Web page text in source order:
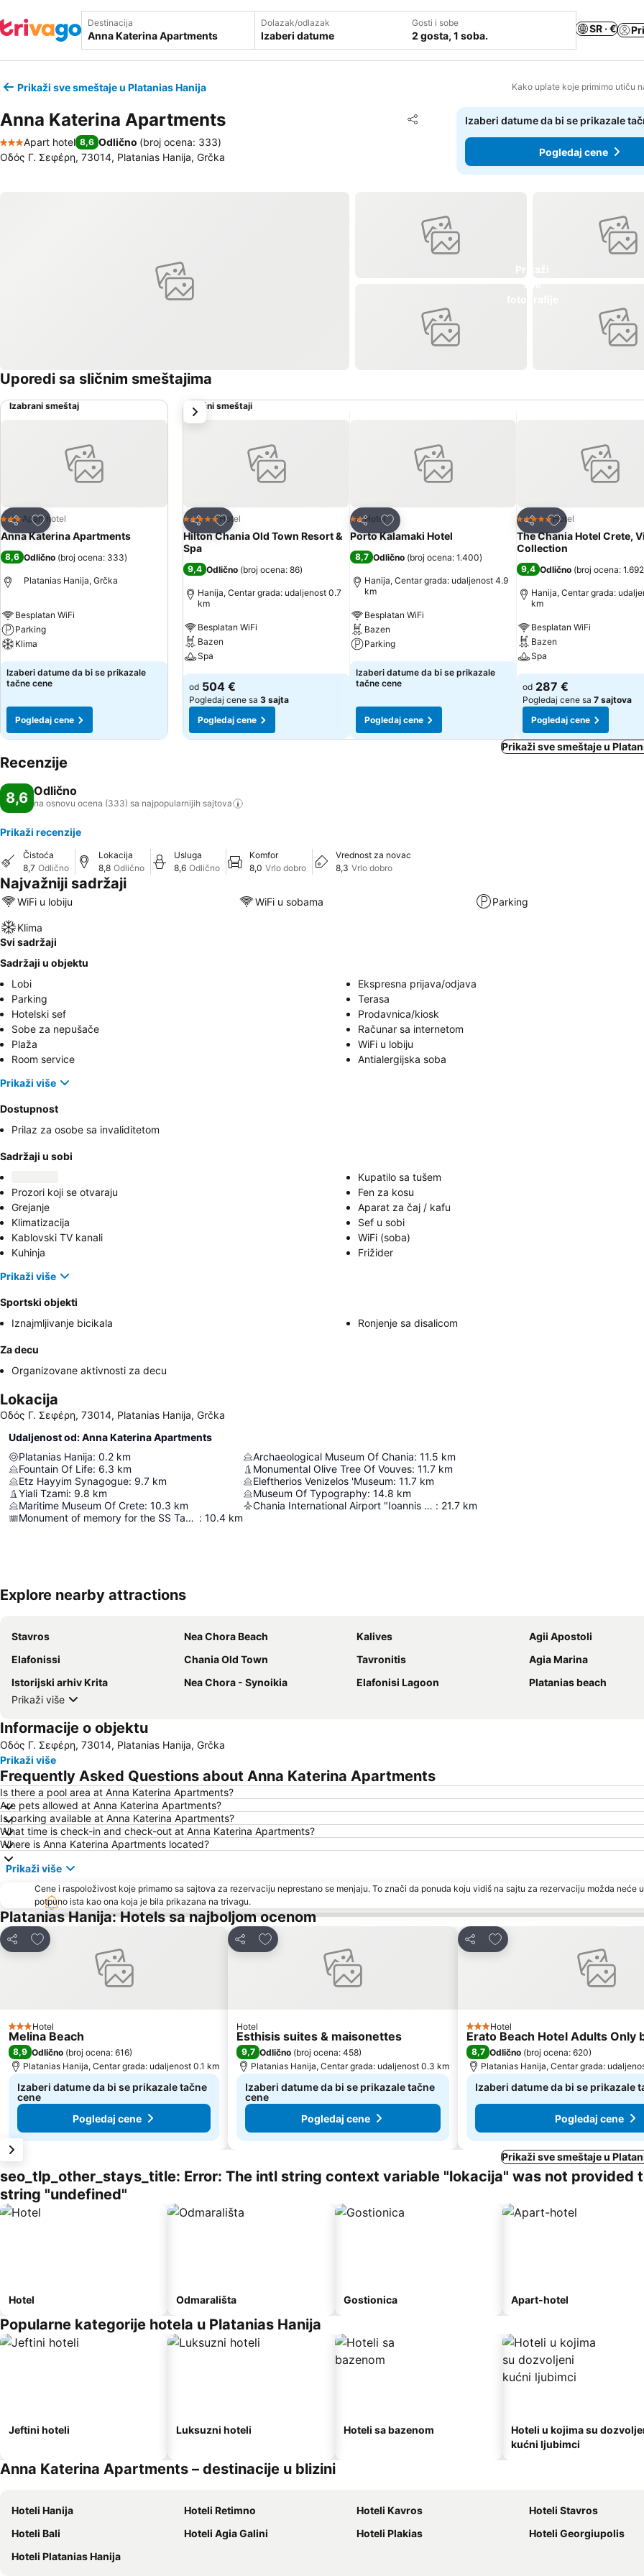
Destinacija Dolazak/odlazak
Izaberi datume
Gosti i sobe
2 gosta, 1 soba.
SR · €
Prikaži sve smeštaje u Platanias Hanija Kako uplate koje primimo utiču
Anna Katerina Apartments Deli
Dodati u favorite
3 Zvezdice
Apart hotel 8,6 Odlično (broj ocena: 333)
Οδός Γ. Σεφέρη, 73014, Platanias Hanija, Grčka
Izaberi datume da bi se prikazale
Pogledaj cene
Uporedi sa sličnim smeštajima
Izabrani smeštaj
Deli
Dodati u favorite
3 ZvezdiceApart hotel
Anna Katerina Apartments
8,6 Odlično (broj ocena: 333)
Platanias Hanija, Grčka
Besplatan WiFi
Parking
Klima
Izaberi datume da bi se prikazale
tačne cene
Pogledaj cene
Slični smeštaji
Deli
Dodati u favorite
5 ZvezdiceHotel
Hilton Chania Old Town Resort &
Spa
9,4 Odlično (broj ocena: 86)
Hanija, Centar grada: udaljenost 0.7
km
Besplatan WiFi
Bazen
Spa
od 504 €
Pogledaj cene sa 3 sajta
Pogledaj cene
Deli
Dodati u favorite
2 Zvezdice
Hotel
Porto Kalamaki Hotel
8,7 Odlično (broj ocena: 1.400)
Hanija, Centar grada: udaljenost 4.9
km
Besplatan WiFi
Bazen
Parking
Izaberi datume da bi se prikazale
tačne cene
Pogledaj cene
Deli
Dodati u favorite
5 ZvezdiceHotel
The Chania Hotel Crete,
Collection
9,4 Odlično (broj ocena: 1.692
Hanija, Centar grada:
km
Besplatan WiFi
Bazen
Spa
od 287 €
Pogledaj cene sa 7 sajtova
Pogledaj cene
sledeće
Prikaži sve smeštaje u
Recenzije
8,6 Odlično
na osnovu ocena (333) sa najpopularnijih sajtova
Prikaži recenzije
Čistoća
8,7 Odlično
Lokacija
8,8 Odlično
Usluga
8,6 Odlično
Komfor
8,0 Vrlo dobro
Vrednost za novac
8,3 Vrlo dobro
Najvažniji sadržaji
WiFi u lobiju WiFi u sobama Parking
Klima
Svi sadržaji
Sadržaji u objektu
Lobi
Ekspresna prijava/odjava
Parking
Terasa
Hotelski sef
Prodavnica/kiosk
Sobe za nepušače
Računar sa internetom
Plaža
WiFi u lobiju
Room service
Antialergijska soba
Prikaži više
Dostupnost
Prilaz za osobe sa invaliditetom
Sadržaji u sobi
Kupatilo sa tušem
Prozori koji se otvaraju
Fen za kosu
Grejanje
Aparat za čaj / kafu
Klimatizacija
Sef u sobi
Kablovski TV kanali
WiFi (soba)
Kuhinja
Frižider
Prikaži više
Sportski objekti
Iznajmljivanje bicikala
Ronjenje sa disalicom
Za decu
Organizovane aktivnosti za decu
Lokacija
Οδός Γ. Σεφέρη, 73014, Platanias Hanija, Grčka
Udaljenost od: Anna Katerina Apartments
Platanias Hanija: 0.2 km
Fountain Of Life: 6.3 km
Etz Hayyim Synagogue: 9.7 km
Yiali Tzami: 9.8 km
Maritime Museum Of Crete: 10.3 km
Monument of memory for the SS Tanais. : 10.4 km
Archaeological Museum Of Chania: 11.5 km
Monumental Olive Tree Of Vouves: 11.7 km
Eleftherios Venizelos 'Museum: 11.7 km
Museum Of Typography: 14.8 km
Chania International Airport "Ioannis Daskalogiannis" : 21.7 km
Explore nearby attractions
Stavros Nea Chora Beach Kalives
Agii Apostoli
Elafonissi
Chania Old Town Tavronitis
Agia Marina
Istorijski arhiv Krita
Nea Chora - Synoikia Elafonisi Lagoon
Platanias beach
Prikaži više
Informacije o objektu
Οδός Γ. Σεφέρη, 73014, Platanias Hanija, Grčka
Prikaži više
Frequently Asked Questions about Anna Katerina Apartments
Is there a pool area at Anna Katerina Apartments?
Are pets allowed at Anna Katerina Apartments?
Is parking available at Anna Katerina Apartments?
What time is check-in and check-out at Anna Katerina Apartments?
Where is Anna Katerina Apartments located?
Prikaži više
Cene i raspoloživost koje primamo sa sajtova za rezervaciju neprestano se menjaju. To znači da ponuda koju vidiš na sajtu za rezervaciju možda neće
potpuno ista kao ona koja je bila prikazana na trivagu.
Platanias Hanija: Hotels sa najboljom ocenom
Deli
Dodati u favorite
3 Zvezdice
Hotel
Melina Beach
8,9 Odlično (broj ocena: 616)
Platanias Hanija, Centar grada: udaljenost 0.1 km
Izaberi datume da bi se prikazale tačne
cene
Pogledaj cene
Deli
Dodati u favorite
Hotel
Esthisis suites & maisonettes
9,7 Odlično (broj ocena: 458)
Platanias Hanija, Centar grada: udaljenost 0.3 km
Izaberi datume da bi se prikazale tačne
cene
Pogledaj cene
Deli
Dodati u favorite
3 Zvezdice
Hotel
Erato Beach Hotel Adults Only
8,7 Odlično (broj ocena: 620)
Platanias Hanija, Centar grada:
Izaberi datume da bi se prikazale
Pogledaj cene
Prikaži sve smeštaje u
seo_tlp_other_stays_title: Error: The intl string context variable "lokacija" was not provided
string "undefined"
Hotel Odmarališta Gostionica Apart-hotel
Popularne kategorije hotela u Platanias Hanija
Jeftini hoteli Luksuzni hoteli Hoteli sa bazenom
Hoteli u kojima su
kućni ljubimci
Anna Katerina Apartments – destinacije u blizini
Hoteli Hanija Hoteli Retimno Hoteli Kavros
Hoteli Stavros
Hoteli Bali
Hoteli Agia Galini Hoteli Plakias
Hoteli Georgiupolis
Hoteli Platanias Hanija